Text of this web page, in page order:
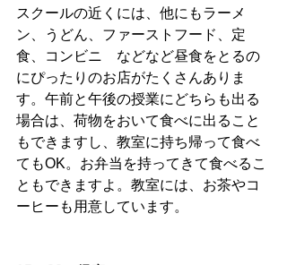
スクールの近くには、他にもラーメ
ン、うどん、ファーストフード、定
食、コンビニ　などなど昼食をとるの
にぴったりのお店がたくさんありま
す。午前と午後の授業にどちらも出る
場合は、荷物をおいて食べに出ること
もできますし、教室に持ち帰って食べ
てもOK。お弁当を持ってきて食べるこ
ともできますよ。教室には、お茶やコ
ーヒーも用意しています。